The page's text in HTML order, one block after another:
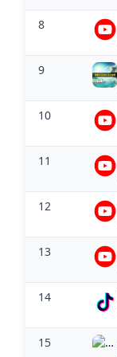
8
9
10
11
12
13
14
15